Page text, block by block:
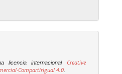
licencia internacional
Creative
CompartirIgual 4.0